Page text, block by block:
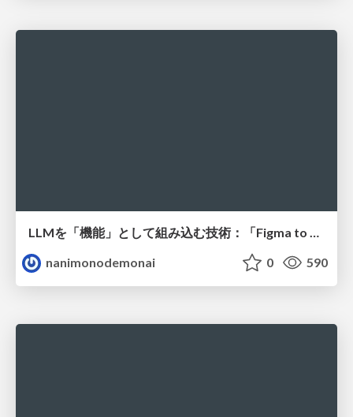
nanimonodemonai
0 590